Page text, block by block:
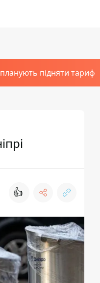
підняти тариф
👍